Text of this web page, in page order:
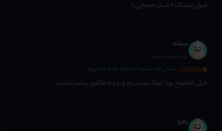
میزان ترسناک ۲ میزان معمایی ۸
سمانه
شنبه، 13 مرداد 1403
سانس 17 - شنبه، 13 مرداد 1403 (1 تجربه)
خیلی افتضاح بود. اصلا نترسیدیم. و یدونه فاکتور بیشتر نداشت.
زهرا